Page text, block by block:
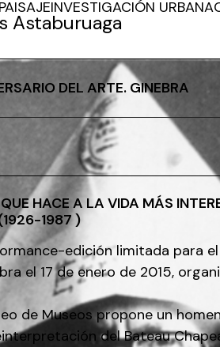
Astaburuaga
PAISAJEINVESTIGACIÓN URBANA
DEL ARTE. GINEBRA
HACE A LA VIDA MÁS
1987 )
edición limitada para el
el 17 de enero de 2015,
de Museos propone un
del Bateau